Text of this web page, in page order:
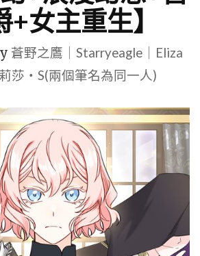
+女主重生】
蒼野之鷹｜Starryeagle｜Eliza
莎・S(兩個筆名為同一人)